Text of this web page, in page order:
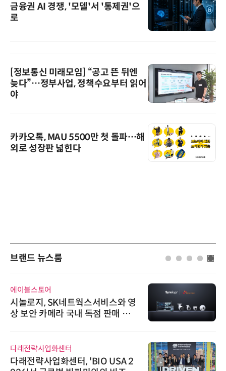
금융권 AI 경쟁, '모델'서 '통제권'으
로
[정보통신 미래모임] “공고 뜬 뒤엔
늦다”…정부사업, 정책수요부터 읽어
야
카카오톡, MAU 5500만 첫 돌파…해
외로 성장판 넓힌다
브랜드 뉴스룸
에이블스토어
시놀로지, SK네트웍스서비스와 영
상 보안 카메라 국내 독점 판매 파
다래전략사업화센터
다래전략사업화센터, 'BIO USA 2